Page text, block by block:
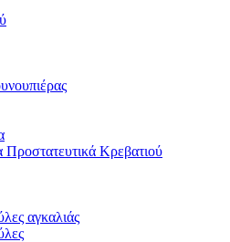
Προστατευτικά Κρεβατιού
αγκαλιάς